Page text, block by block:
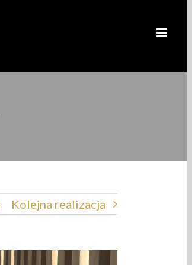
Kolejna realizacja